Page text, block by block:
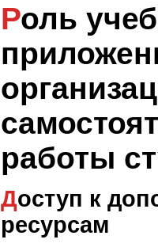
Роль учебных
работы
Доступ к дополнительным
ресурсам